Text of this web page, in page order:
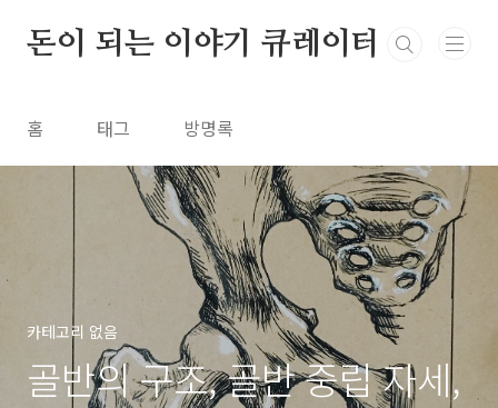
돈이 되는 이야기 큐레이터
홈 태그 방명록
카테고리 없음
골반의 구조, 골반 중립 자세,